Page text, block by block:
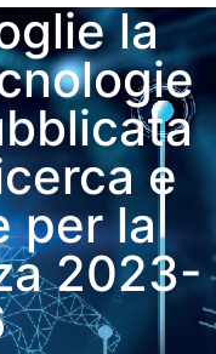
la
e
per la
2023-